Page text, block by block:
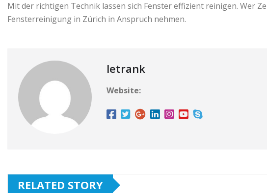
Mit der richtigen Technik lassen sich Fenster effizient reinigen. Wer
Fensterreinigung in Zürich in Anspruch nehmen.
letrank
Website:
RELATED STORY